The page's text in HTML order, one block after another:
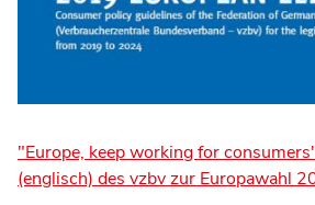
"Europe, keep working for
(englisch) des vzbv zur Europawahl